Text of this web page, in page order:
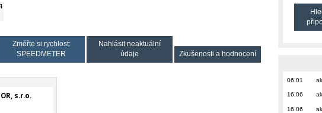
Změřte si rychlost:
SPEEDMETER
Nahlásit neaktuální
údaje
Zkušenosti a hodnocení
s.r.o.
06.01
16.06
16.06